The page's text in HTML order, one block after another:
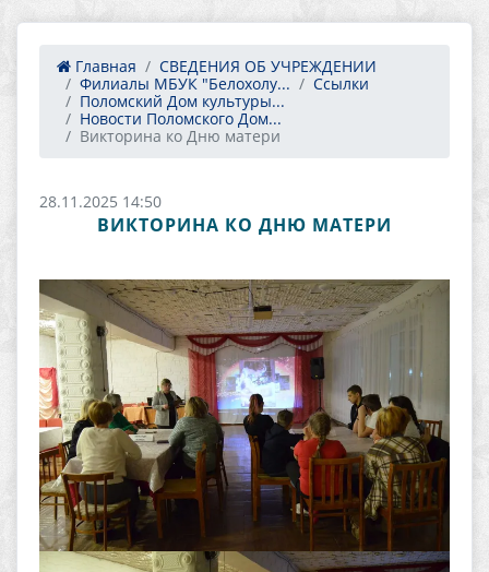
Главная
СВЕДЕНИЯ ОБ УЧРЕЖДЕНИИ
Филиалы МБУК "Белохолу...
Ссылки
Поломский Дом культуры...
Новости Поломского Дом...
Викторина ко Дню матери
28.11.2025 14:50
ВИКТОРИНА КО ДНЮ МАТЕРИ